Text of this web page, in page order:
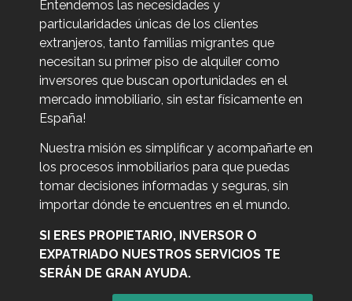
Entendemos las necesidades y
particularidades únicas de los clientes
extranjeros, tanto familias migrantes que
necesitan su primer piso de alquiler como
inversores que buscan oportunidades en el
mercado inmobiliario, sin estar físicamente en
España!
Nuestra misión es simplificar y acompañarte en
los procesos inmobiliarios para que puedas
tomar decisiones informadas y seguras, sin
importar dónde te encuentres en el mundo.
SI ERES PROPIETARIO, INVERSOR O
EXPATRIADO NUESTROS SERVICIOS TE
SERÁN DE GRAN AYUDA.